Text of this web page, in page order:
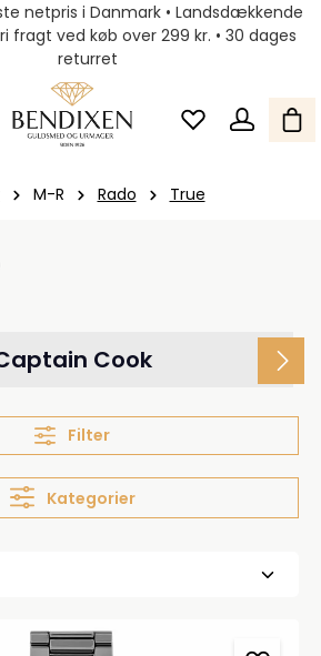
netpris i Danmark • Landsdækkende
fragt ved køb over 299 kr. • 30 dages
returret
M-R Rado True
Cook
Filter
Kategorier